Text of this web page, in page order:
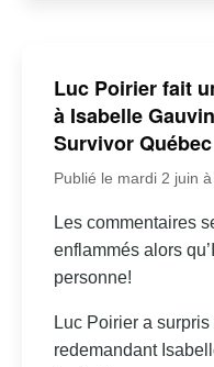
Luc Poirier fait
à Isabelle
Survivor Québec
Publié le mardi 2 juin
Les commentaires
enflammés alors
personne!
Luc Poirier a
redemandant